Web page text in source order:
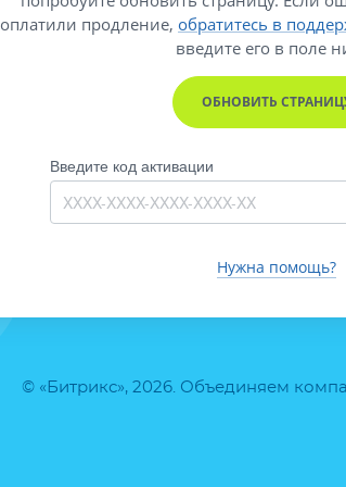
© «Битрикс», 2026. Объединяем
оплатили продление, обратитесь в
введите его в поле
ОБНОВИТЬ
Введите код активации
Нужна помощь?